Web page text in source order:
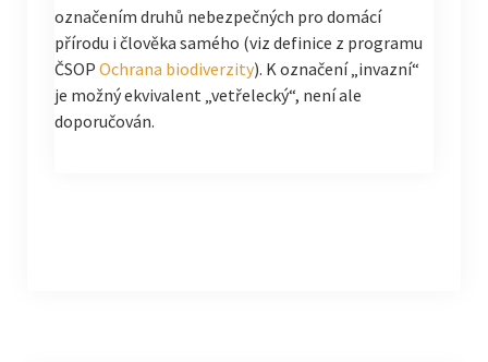
označením druhů nebezpečných pro domácí
přírodu i člověka samého (viz definice z programu
ČSOP Ochrana biodiverzity). K označení „invazní“
je možný ekvivalent „vetřelecký“, není ale
doporučován.